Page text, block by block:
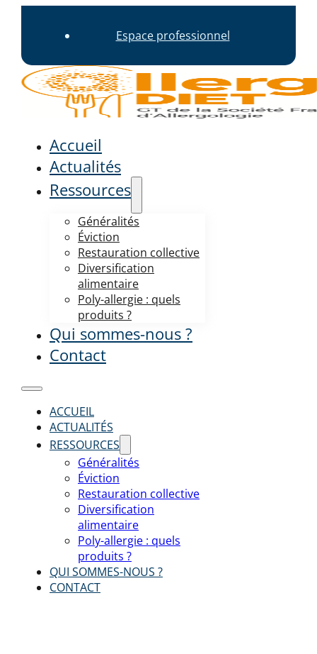
Espace professionnel
Accueil
Actualités
Ressources
Généralités
Éviction
Restauration collective
Diversification
alimentaire
Poly-allergie : quels
produits ?
Qui sommes-nous ?
Contact
ACCUEIL
ACTUALITÉS
RESSOURCES
Généralités
Éviction
Restauration collective
Diversification
alimentaire
Poly-allergie : quels
produits ?
QUI SOMMES-NOUS ?
CONTACT